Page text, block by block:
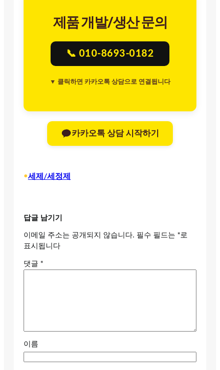
제품 개발/생산 문의
📞 010-8693-0182
▼ 클릭하면 카카오톡 상담으로 연결됩니다
카카오톡 상담 시작하기
•세제/세정제
답글 남기기
이메일 주소는 공개되지 않습니다. 필수 필드는 *로
표시됩니다
댓글 *
이름